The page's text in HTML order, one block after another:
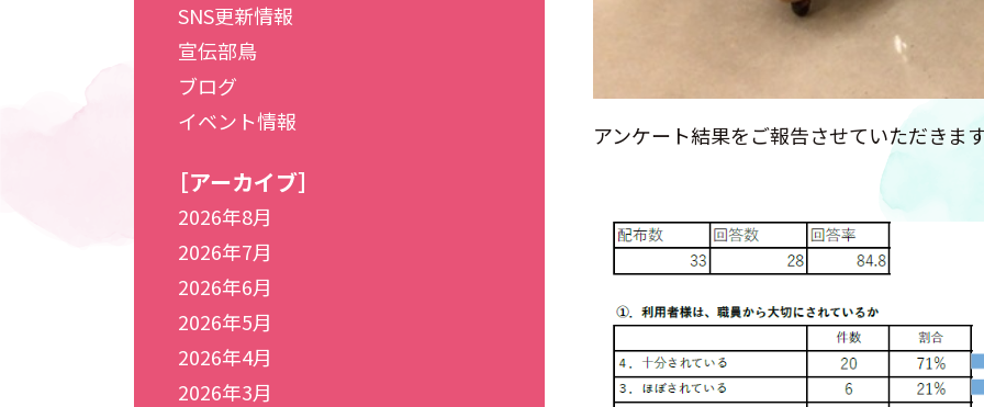
アンケート結果をご報告させていただきま
SNS更新情報
宣伝部鳥
ブログ
イベント情報
［アーカイブ］
2026年8月
2026年7月
2026年6月
2026年5月
2026年4月
2026年3月